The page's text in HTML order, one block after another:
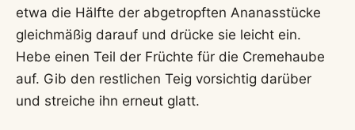
etwa die Hälfte der abgetropften Ananasstücke
gleichmäßig darauf und drücke sie leicht ein.
Hebe einen Teil der Früchte für die Cremehaube
auf. Gib den restlichen Teig vorsichtig darüber
und streiche ihn erneut glatt.